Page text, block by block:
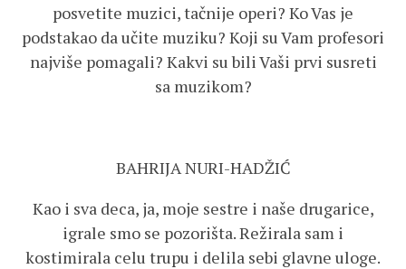
posvetite muzici, tačnije operi? Ko Vas je
podstakao da učite muziku? Koji su Vam profesori
najviše pomagali? Kakvi su bili Vaši prvi susreti
sa muzikom?
BAHRIJA NURI-HADŽIĆ
Kao i sva deca, ja, moje sestre i naše drugarice,
igrale smo se pozorišta. Režirala sam i
kostimirala celu trupu i delila sebi glavne uloge.